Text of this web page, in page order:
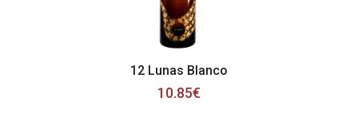
12 Lunas Blanco
10.85€